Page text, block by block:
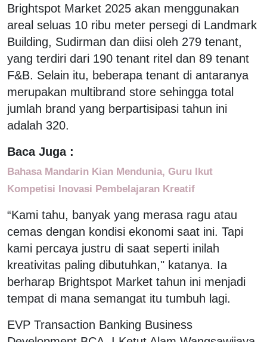
Brightspot Market 2025 akan menggunakan
areal seluas 10 ribu meter persegi di Landmark
Building, Sudirman dan diisi oleh 279 tenant,
yang terdiri dari 190 tenant ritel dan 89 tenant
F&B. Selain itu, beberapa tenant di antaranya
merupakan multibrand store sehingga total
jumlah brand yang berpartisipasi tahun ini
adalah 320.
Baca Juga :
Bahasa Mandarin Kian Mendunia, Guru Ikut
Kompetisi Inovasi Pembelajaran Kreatif
“Kami tahu, banyak yang merasa ragu atau
cemas dengan kondisi ekonomi saat ini. Tapi
kami percaya justru di saat seperti inilah
kreativitas paling dibutuhkan," katanya. Ia
berharap Brightspot Market tahun ini menjadi
tempat di mana semangat itu tumbuh lagi.
EVP Transaction Banking Business